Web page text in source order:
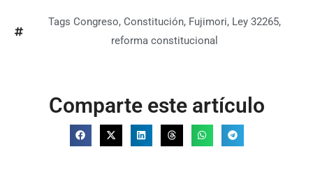
Tags Congreso, Constitución, Fujimori, Ley 32265,
reforma constitucional
Comparte este artículo